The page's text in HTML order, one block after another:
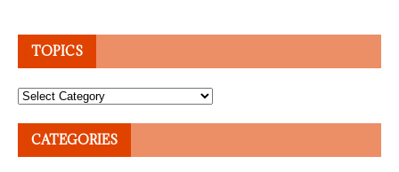
TOPICS
Topics
CATEGORIES